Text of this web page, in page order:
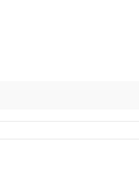
und Dichtstoffe